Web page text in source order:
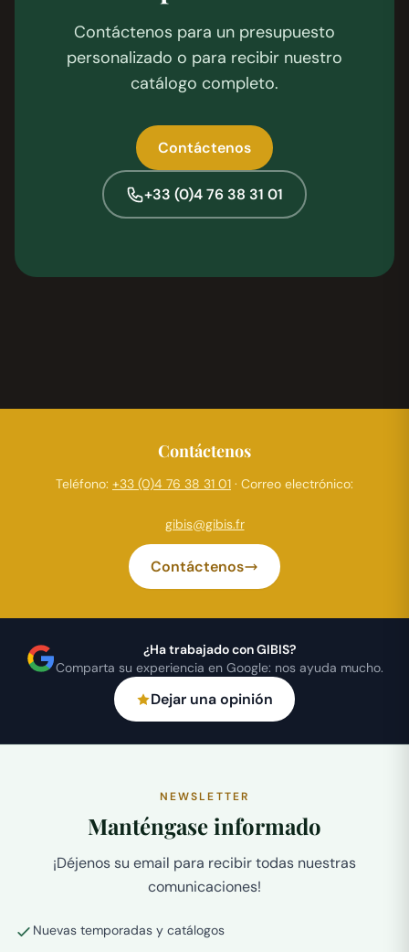
Contáctenos para un presupuesto
personalizado o para recibir nuestro
catálogo completo.
Contáctenos
+33 (0)4 76 38 31 01
Contáctenos
Teléfono: +33 (0)4 76 38 31 01 · Correo electrónico:
gibis@gibis.fr
Contáctenos
¿Ha trabajado con GIBIS?
Comparta su experiencia en Google: nos ayuda mucho.
Dejar una opinión
NEWSLETTER
Manténgase informado
¡Déjenos su email para recibir todas nuestras
comunicaciones!
Nuevas temporadas y catálogos